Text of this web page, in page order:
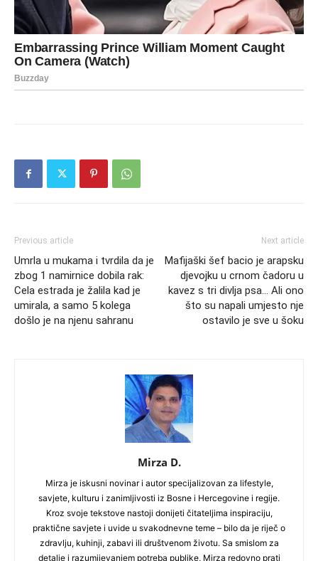
Previous article
Umrla u mukama i tvrdila da je
zbog 1 namirnice dobila rak:
Cela estrada je žalila kad je
umirala, a samo 5 kolega
došlo je na njenu sahranu
Next article
Mafijaški šef bacio je arapsku
djevojku u crnom čadoru u
kavez s tri divlja psa… Ali ono
što su napali umjesto nje
ostavilo je sve u šoku
Mirza D.
Mirza je iskusni novinar i autor specijalizovan za lifestyle,
savjete, kulturu i zanimljivosti iz Bosne i Hercegovine i regije.
Kroz svoje tekstove nastoji donijeti čitateljima inspiraciju,
praktične savjete i uvide u svakodnevne teme – bilo da je riječ o
zdravlju, kuhinji, zabavi ili društvenom životu. Sa smislom za
detalje i razumijevanjem potreba publike, Mirza redovno prati